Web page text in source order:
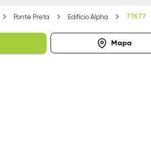
Ponte Preta Edifício Alpha 77677
Mapa